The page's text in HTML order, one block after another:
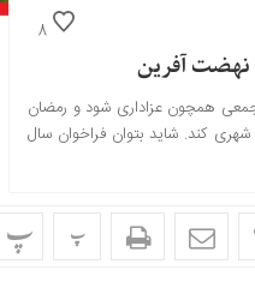
8
نهضت آفرین
جمعی همچون عزاداری شود و رمضان
کند. شاید بتوان فراخوان سال
پ پ